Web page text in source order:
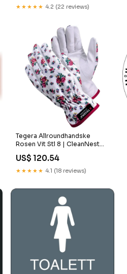
★★★★★ 4.2 (22 reviews)
Tegera Allroundhandske
Rosen Vit Stl 8 | CleanNest
271565
US$ 120.54
★★★★★ 4.1 (18 reviews)